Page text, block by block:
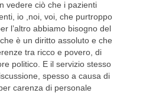
vedere ciò che i pazienti
io ,noi, voi, che purtroppo
l’altro abbiamo bisogno del
è un diritto assoluto e che
tra ricco e povero, di
politico. E il servizio stesso
spesso a causa di
carenza di personale